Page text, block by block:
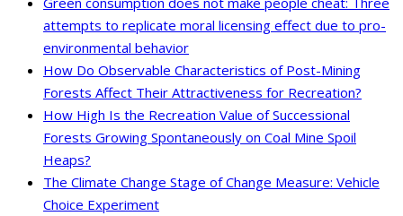
attempts to replicate moral licensing effect due to pro-
environmental behavior
How Do Observable Characteristics of Post-Mining
Forests Affect Their Attractiveness for Recreation?
How High Is the Recreation Value of Successional
Forests Growing Spontaneously on Coal Mine Spoil
Heaps?
The Climate Change Stage of Change Measure: Vehicle
Choice Experiment